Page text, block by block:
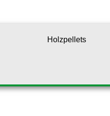
Holzpellets